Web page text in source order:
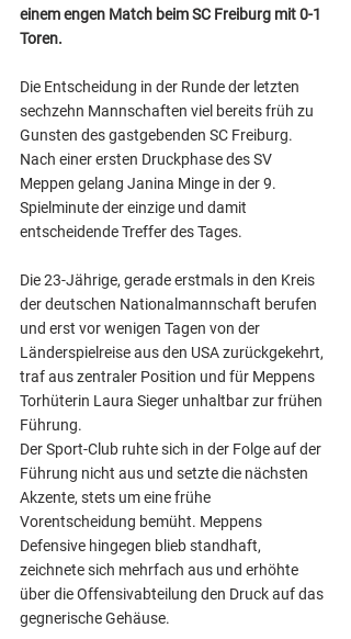
einem engen Match beim SC Freiburg mit 0-1
Toren.
Die Entscheidung in der Runde der letzten
sechzehn Mannschaften viel bereits früh zu
Gunsten des gastgebenden SC Freiburg.
Nach einer ersten Druckphase des SV
Meppen gelang Janina Minge in der 9.
Spielminute der einzige und damit
entscheidende Treffer des Tages.
Die 23-Jährige, gerade erstmals in den Kreis
der deutschen Nationalmannschaft berufen
und erst vor wenigen Tagen von der
Länderspielreise aus den USA zurückgekehrt,
traf aus zentraler Position und für Meppens
Torhüterin Laura Sieger unhaltbar zur frühen
Führung.
Der Sport-Club ruhte sich in der Folge auf der
Führung nicht aus und setzte die nächsten
Akzente, stets um eine frühe
Vorentscheidung bemüht. Meppens
Defensive hingegen blieb standhaft,
zeichnete sich mehrfach aus und erhöhte
über die Offensivabteilung den Druck auf das
gegnerische Gehäuse.